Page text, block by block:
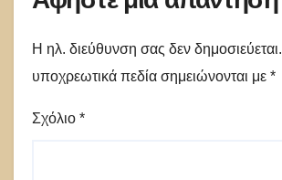
Η ηλ. διεύθυνση σας δεν δημοσιεύεται.
υποχρεωτικά πεδία σημειώνονται με *
Σχόλιο *